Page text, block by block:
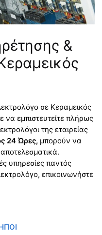
&
σε Κεραμεικός
να εμπιστευτείτε πλήρως
της εταιρείας
24 Ώρες, μπορούν να
υπηρεσίες παντός
επικοινωνήστε